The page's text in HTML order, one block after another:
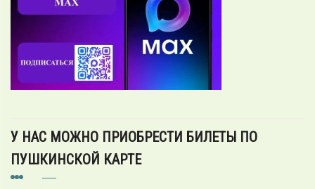
У НАС МОЖНО ПРИОБРЕСТИ БИЛЕТЫ ПО
ПУШКИНСКОЙ КАРТЕ